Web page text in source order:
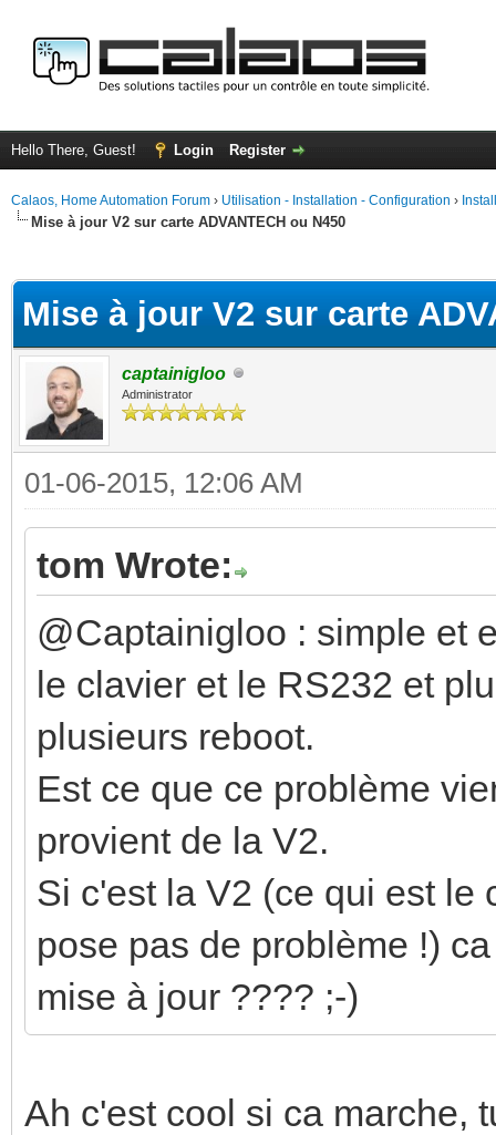
Hello There, Guest! Login Register
Calaos, Home Automation Forum › Utilisation - Installation - Configuration ›
Mise à jour V2 sur carte ADVANTECH ou N450
Mise à jour V2 sur carte
captainigloo
Administrator
01-06-2015, 12:06 AM
tom Wrote:
@Captainigloo : simple et
le clavier et le RS232 et
plusieurs reboot.
Est ce que ce problème
provient de la V2.
Si c'est la V2 (ce qui est le
pose pas de problème !)
mise à jour ???? ;-)
Ah c'est cool si ca marche,